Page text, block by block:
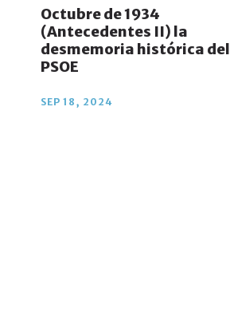
Octubre de 1934
(Antecedentes II) la
desmemoria histórica del
PSOE
SEP 18, 2024